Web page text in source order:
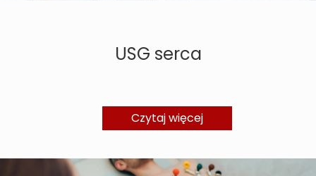
USG serca
Czytaj więcej